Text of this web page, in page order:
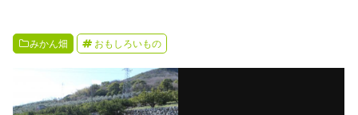
みかん畑 おもしろいもの